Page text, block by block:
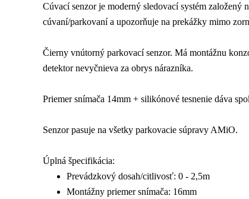
Cúvací senzor je moderný sledovací systém
cúvaní/parkovaní a upozorňuje na prekážky mimo
Čierny vnútorný parkovací senzor. Má montážnu
detektor nevyčnieva za obrys nárazníka.
Priemer snímača 14mm + silikónové tesnenie dáva
Senzor pasuje na všetky parkovacie súpravy AMiO.
Úplná špecifikácia:
Prevádzkový dosah/citlivosť: 0 - 2,5m
Montážny priemer snímača: 16mm